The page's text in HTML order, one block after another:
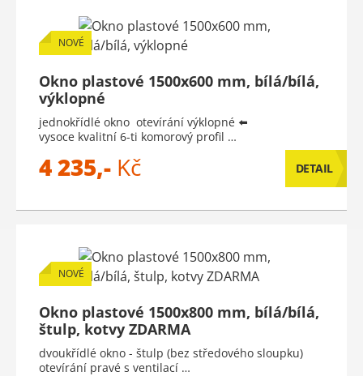
NOVÉ
Okno plastové 1500x600 mm, bílá/bílá,
výklopné
jednokřídlé okno otevírání výklopné ⬅️
vysoce kvalitní 6-ti komorový profil …
4 235,- Kč DETAIL
NOVÉ
Okno plastové 1500x800 mm, bílá/bílá,
štulp, kotvy ZDARMA
dvoukřídlé okno - štulp (bez středového sloupku)
otevírání pravé s ventilací …